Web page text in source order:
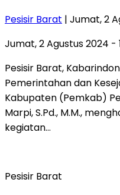
Pesisir Barat | Jumat, 2
Jumat, 2 Agustus 2024 -
Pesisir Barat,
Pemerintahan dan
Kabupaten (Pemkab)
Marpi, S.Pd., M.M.,
kegiatan…
Pesisir Barat